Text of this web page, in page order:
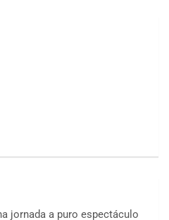
jornada a puro espectáculo